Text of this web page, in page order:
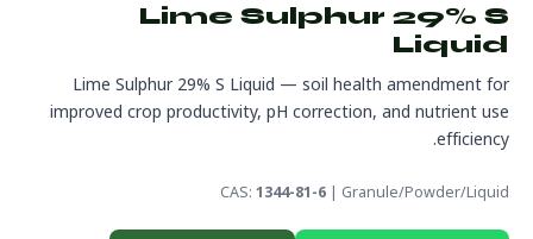
Lime Sulphur 29% S
Liquid
Lime Sulphur 29% S Liquid — soil health amendment for
improved crop productivity, pH correction, and nutrient use
efficiency.
CAS:1344-81-6 | Granule/Powder/Liquid